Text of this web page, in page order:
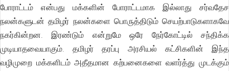
போராட்டம் என்பது மக்களின் போராட்டமாக இல்லாது சர்வதேச
நலன்களுடன் தமிழர் நலன்களை பொருத்திடும் செயற்பாடுகளாகவே
நகர்கின்றன. இரண்டும் என்றுமே ஒரே நேர்கோட்டில் சந்திக்க
முடியாதவையாகும். தமிழர் தரப்பு அரசியல் கட்சிகளின் இந்த
வழிமுறை மக்களிடம் அதீதமான கற்பனைகளை வளர்த்து முடக்கும்